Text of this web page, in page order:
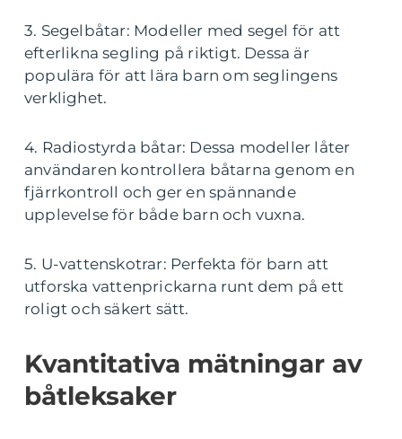
3. Segelbåtar: Modeller med segel för att
efterlikna segling på riktigt. Dessa är
populära för att lära barn om seglingens
verklighet.
4. Radiostyrda båtar: Dessa modeller låter
användaren kontrollera båtarna genom en
fjärrkontroll och ger en spännande
upplevelse för både barn och vuxna.
5. U-vattenskotrar: Perfekta för barn att
utforska vattenprickarna runt dem på ett
roligt och säkert sätt.
Kvantitativa mätningar av
båtleksaker